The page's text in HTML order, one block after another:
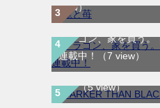
view）
ドラゴン、家を買う。
連載中！
（7 view）
DARKER THAN
結！マンガUP!で最終
中！（5 view）